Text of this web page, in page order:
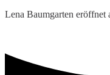
Lena Baumgarten eröffnet